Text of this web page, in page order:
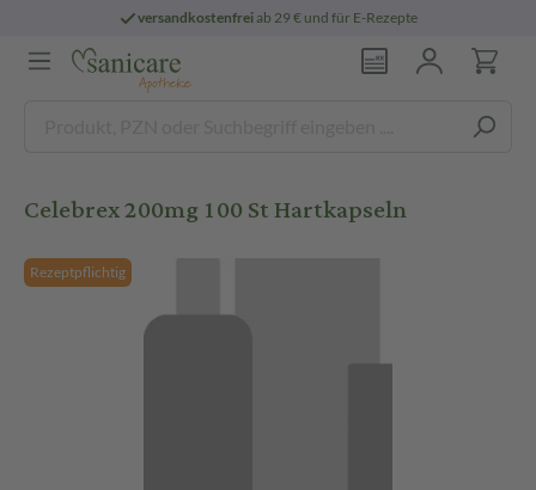
versandkostenfreiab 29 € und für E-Rezepte
Celebrex 200mg 100 St Hartkapseln
Rezeptpflichtig